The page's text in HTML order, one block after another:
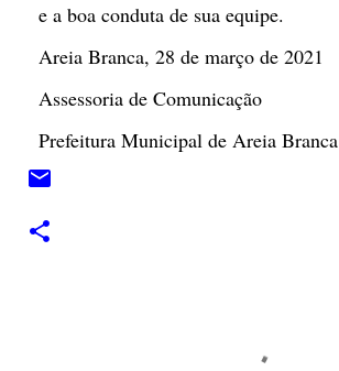
e a boa conduta de sua equipe.
Areia Branca, 28 de março de 2021
Assessoria de Comunicação
Prefeitura Municipal de Areia Branca